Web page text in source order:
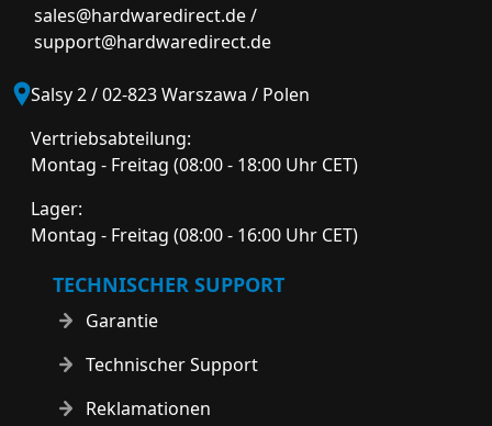
sales@hardwaredirect.de/
support@hardwaredirect.de
Salsy 2 / 02-823 Warszawa / Polen
Vertriebsabteilung:
Montag - Freitag (08:00 - 18:00 Uhr CET)
Lager:
Montag - Freitag (08:00 - 16:00 Uhr CET)
TECHNISCHER SUPPORT
Garantie
Technischer Support
Reklamationen